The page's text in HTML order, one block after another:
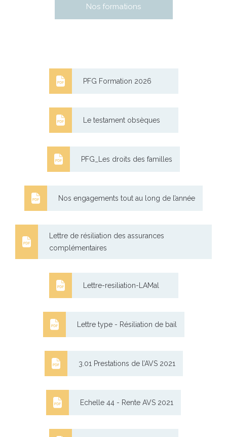
Nos formations
PFG Formation 2026
Le testament obsèques
PFG_Les droits des familles
Nos engagements tout au long de l’année
Lettre de résiliation des assurances
complémentaires
Lettre-resiliation-LAMal
Lettre type - Résiliation de bail
3.01 Prestations de l’AVS 2021
Echelle 44 - Rente AVS 2021